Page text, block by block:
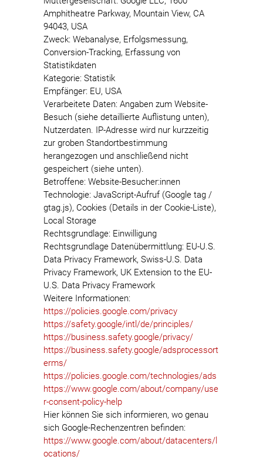
Amphitheatre Parkway, Mountain View, CA
94043, USA
Zweck: Webanalyse, Erfolgsmessung,
Conversion-Tracking, Erfassung von
Statistikdaten
Kategorie: Statistik
Empfänger: EU, USA
Verarbeitete Daten: Angaben zum Website-
Besuch (siehe detaillierte Auflistung unten),
Nutzerdaten. IP-Adresse wird nur kurzzeitig
zur groben Standortbestimmung
herangezogen und anschließend nicht
gespeichert (siehe unten).
Betroffene: Website-Besucher:innen
Technologie: JavaScript-Aufruf (Google tag /
gtag.js), Cookies (Details in der Cookie-Liste),
Local Storage
Rechtsgrundlage: Einwilligung
Rechtsgrundlage Datenübermittlung: EU-U.S.
Data Privacy Framework, Swiss-U.S. Data
Privacy Framework, UK Extension to the EU-
U.S. Data Privacy Framework
Weitere Informationen:
https://policies.google.com/privacy
https://safety.google/intl/de/principles/
https://business.safety.google/privacy/
https://business.safety.google/adsprocessort
erms/
https://policies.google.com/technologies/ads
https://www.google.com/about/company/use
r-consent-policy-help
Hier können Sie sich informieren, wo genau
sich Google-Rechenzentren befinden:
https://www.google.com/about/datacenters/l
ocations/